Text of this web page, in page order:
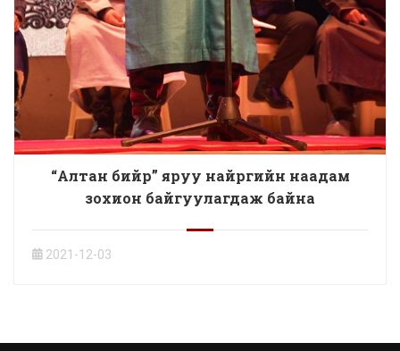
“Алтан бийр” яруу найргийн наадам
зохион байгуулагдаж байна
2021-12-03